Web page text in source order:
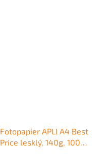
Fotopapier APLI A4 Best
Price lesklý, 140g, 100